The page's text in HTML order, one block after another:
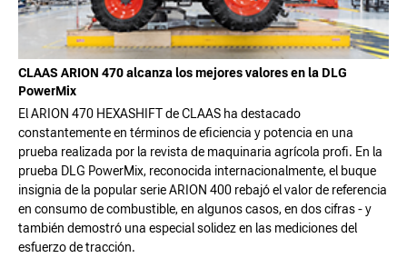
CLAAS ARION 470 alcanza los mejores valores en la DLG
PowerMix
El ARION 470 HEXASHIFT de CLAAS ha destacado
constantemente en términos de eficiencia y potencia en una
prueba realizada por la revista de maquinaria agrícola profi. En la
prueba DLG PowerMix, reconocida internacionalmente, el buque
insignia de la popular serie ARION 400 rebajó el valor de referencia
en consumo de combustible, en algunos casos, en dos cifras - y
también demostró una especial solidez en las mediciones del
esfuerzo de tracción.